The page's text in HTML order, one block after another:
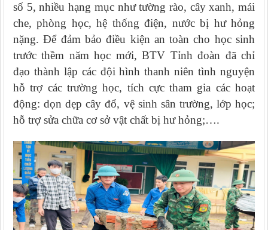
số 5, nhiều hạng mục như tường rào, cây xanh, mái
che, phòng học, hệ thống điện, nước bị hư hỏng
nặng. Để đảm bảo điều kiện an toàn cho học sinh
trước thềm năm học mới, BTV Tỉnh đoàn đã chỉ
đạo thành lập các đội hình thanh niên tình nguyện
hỗ trợ các trường học, tích cực tham gia các hoạt
động: dọn dẹp cây đổ, vệ sinh sân trường, lớp học;
hỗ trợ sửa chữa cơ sở vật chất bị hư hỏng;….